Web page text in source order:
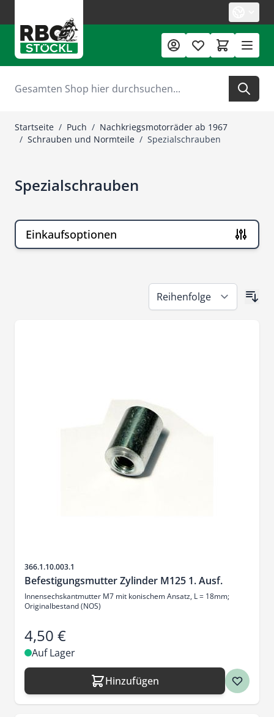
Suche
Startseite / Puch / Nachkriegsmotorräder ab 1967
/ Schrauben und Normteile / Spezialschrauben
Spezialschrauben
Einkaufsoptionen
Artikelnr.
366.1.10.003.1
Befestigungsmutter Zylinder M125 1. Ausf.
Innensechskantmutter M7 mit konischem Ansatz, L = 18mm;
Originalbestand (NOS)
4,50 €
Auf Lager
Hinzufügen